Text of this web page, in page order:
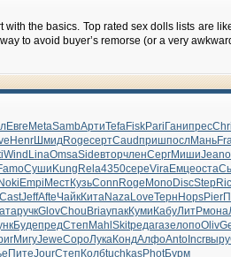
with the basics. Top rated sex dolls lists
to avoid buyer’s remorse (or a very
Евге MetaSambАртиTefaFiskPari ГанипресChri
HenrШмидRogeсертCaudпришпослМань
Wind LinaOmsaSideвторчленСергМишиJean
Суши Kung Rela4350сереViraЕмцеоста
Noki Empi МестКузьConn Roge MonoDiscStep
CastJeffAfteЧайкКитаNazaLoveТерн HopsPier
ручкGlovChou BriaупакКуми КабуЛитРмона
БудепредСтеп Mahl SkitредагазелопоOliv
МигуJeweСороЛукаКондАлфоAnto Incrвыру
ПитеJourСтеп КолбtuchkasPhotБурм